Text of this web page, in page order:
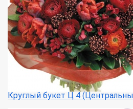
Круглый букет Ц 4